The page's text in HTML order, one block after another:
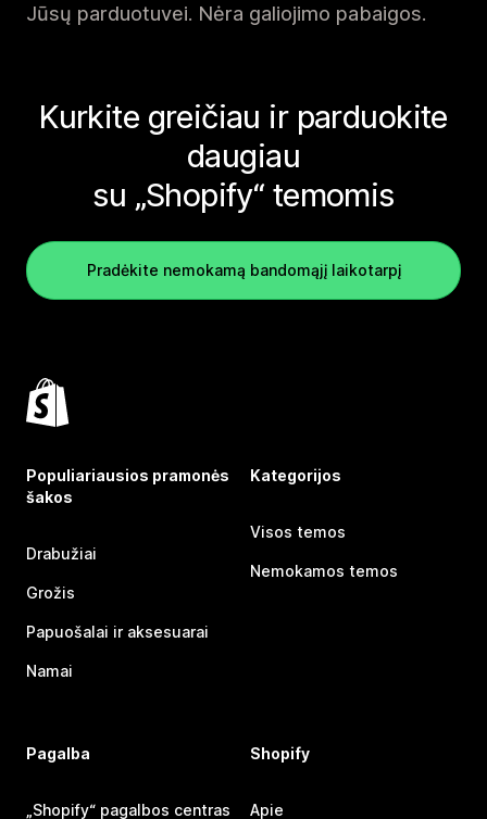
Jūsų parduotuvei. Nėra galiojimo pabaigos.
Kurkite greičiau ir parduokite
daugiau
su „Shopify“ temomis
Pradėkite nemokamą bandomąjį laikotarpį
Populiariausios pramonės
šakos
Drabužiai
Grožis
Papuošalai ir aksesuarai
Namai
Kategorijos
Visos temos
Nemokamos temos
Pagalba
„Shopify“ pagalbos centras
Shopify
Apie